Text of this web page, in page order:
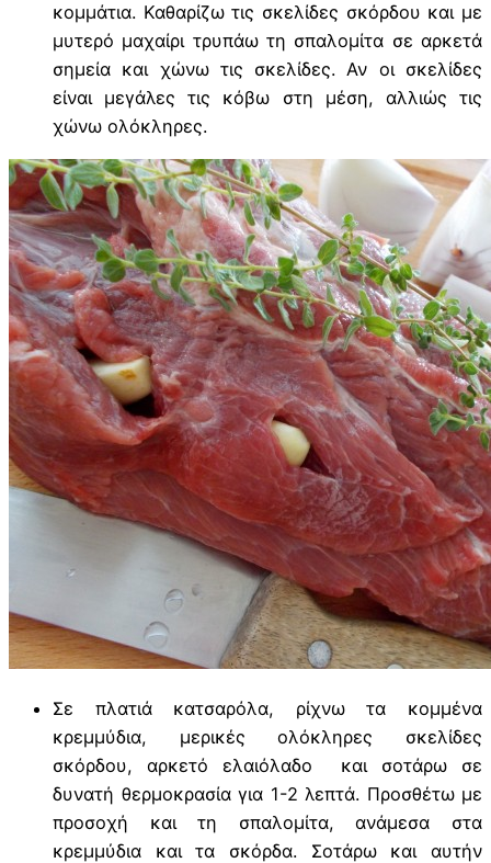
κομμάτια. Καθαρίζω τις σκελίδες σκόρδου και με
μυτερό μαχαίρι τρυπάω τη σπαλομίτα σε αρκετά
σημεία και χώνω τις σκελίδες. Αν οι σκελίδες
είναι μεγάλες τις κόβω στη μέση, αλλιώς τις
χώνω ολόκληρες.
Σε πλατιά κατσαρόλα, ρίχνω τα κομμένα
κρεμμύδια, μερικές ολόκληρες σκελίδες
σκόρδου, αρκετό ελαιόλαδο και σοτάρω σε
δυνατή θερμοκρασία για 1-2 λεπτά. Προσθέτω με
προσοχή και τη σπαλομίτα, ανάμεσα στα
κρεμμύδια και τα σκόρδα. Σοτάρω και αυτήν